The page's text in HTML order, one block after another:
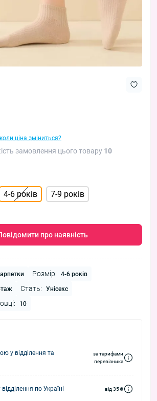
ціна зміниться?
замовлення цього товару 10
4-6 років 7-9 років
про наявність
Розмір: 4-6 років
Стать: Унісекс
10
у відділення та
за тарифами
перевізника
по Україні від 35 ₴